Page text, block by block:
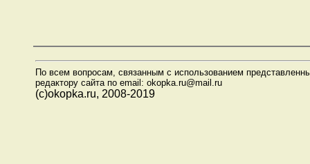
По всем вопросам, связанным с использованием
редактору сайта по email: okopka.ru@mail.ru
(с)okopka.ru, 2008-2019